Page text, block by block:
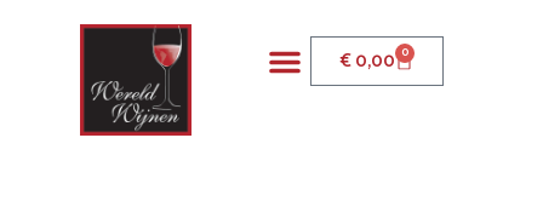
€0,00 0